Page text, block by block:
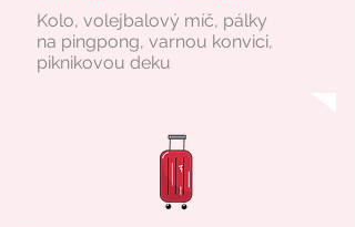
Kolo, volejbalový míč, pálky
na pingpong, varnou konvici,
piknikovou deku